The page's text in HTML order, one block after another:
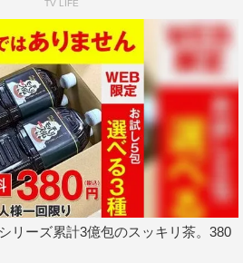
そうで、青木りさは「すごく楽し
くださった方のすごく楽しそう
笑顔になりました！ お店にあっ
ことですごくうれしかったで
ている様子。
装をお披露目したタワーレコード
ができたのはとてもうれしかった
じでした！（笑）」と、会場とな
TV LIFE
リーズ累計3億包のスッキリ茶。380